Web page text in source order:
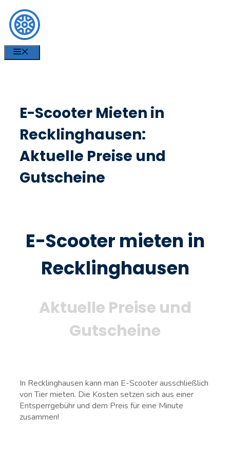
Zum
Inhalt
springen
E-Scooter Mieten in
Recklinghausen:
Aktuelle Preise und
Gutscheine
E-Scooter mieten in
Recklinghausen
Aktuelle Preise und
Gutscheine
In Recklinghausen kann man E-Scooter ausschließlich
von Tier mieten. Die Kosten setzen sich aus einer
Entsperrgebühr und dem Preis für eine Minute
zusammen!